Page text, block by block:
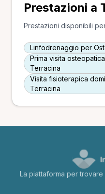
Prestazioni a
Prestazioni disponibili
Linfodrenaggio per
Prima visita
Terracina
Visita fisioterapica
Terracina
La piattaforma per